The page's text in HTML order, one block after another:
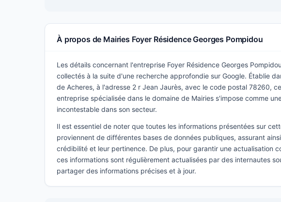
À propos de Mairies Foyer Résidence Georges Pompidou
Les détails concernant l'entreprise Foyer Résidence Georges
collectés à la suite d'une recherche approfondie sur Google. Établie
de Acheres, à l'adresse 2 r Jean Jaurès, avec le code postal 78260,
entreprise spécialisée dans le domaine de Mairies s'impose comme
incontestable dans son secteur.
Il est essentiel de noter que toutes les informations présentées sur
proviennent de différentes bases de données publiques, assurant
crédibilité et leur pertinence. De plus, pour garantir une actualisation
ces informations sont régulièrement actualisées par des internautes
partager des informations précises et à jour.